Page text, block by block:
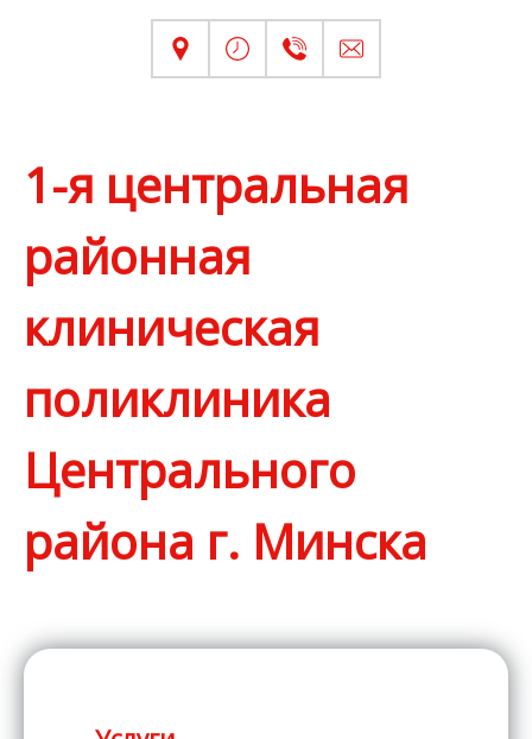
1-я центральная
районная
клиническая
поликлиника
Центрального
района г. Минска